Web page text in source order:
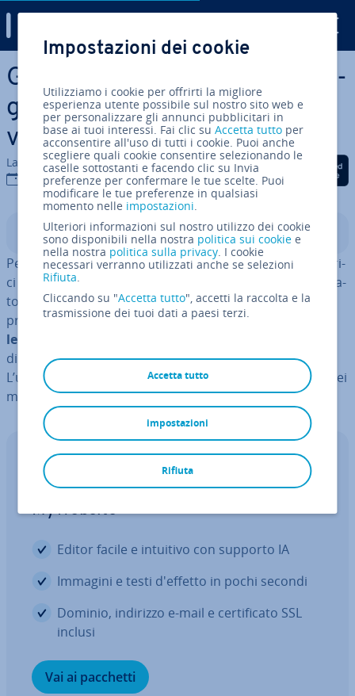
Vai al contenuto prin­ci­pa­le
Ge­ne­ra­to­re di siti statici: spie­
ga­zio­ne, fun­zio­na­men­to e
vantaggi
La redazione di IONOS
19 nov 2025
Condividi via Facebook
Condividi via Twitter
Condividi via
Indice
Per creare un sito statico, gli svi­lup­pa­to­ri e le svi­lup­pa­tri­
ci si rivolgono sempre più spesso a Jamstack con ge­ne­ra­
to­ri di siti web statici che sem­pli­fi­ca­no no­te­vol­men­te il
processo di pro­gram­ma­zio­ne e per­met­to­no di
le pagine di­spo­ni­bi­li ra­pi­da­men­te
dinamiche sono affidate a un’ar­chi­tet­tu­ra di­stri­bui­ta.
L’uso di Ja­va­Script lato client, che comunica con le API dei
mi­cro­ser­vi­zi, fornisce la dinamica ne­ces­sa­ria.
Crea il tuo sito web
Scopri le nuovi funzioni IA di
MyWebsite
Editor facile e intuitivo con supporto IA
Immagini e testi d'effetto in pochi secondi
Dominio, indirizzo e-mail e cer­ti­fi­ca­to SSL
inclusi
Vai ai pacchetti
Impostazioni dei cookie
Utilizziamo i cookie per offrirti la migliore
esperienza utente possibile sul nostro sito web e
per personalizzare gli annunci pubblicitari in
base ai tuoi interessi. Fai clic suAccetta tutto per
acconsentire all'uso di tutti i cookie. Puoi anche
scegliere quali cookie consentire selezionando le
caselle sottostanti e facendo clic su Invia
preferenze per confermare le tue scelte. Puoi
modificare le tue preferenze in qualsiasi
momento nelle impostazioni.
Ulteriori informazioni sul nostro utilizzo dei cookie
sono disponibili nella nostra politica sui cookie e
nella nostra politica sulla privacy. I cookie
necessari verranno utilizzati anche se selezioni
Rifiuta.
Cliccando su "Accetta tutto", accetti la raccolta e la
trasmissione dei tuoi dati a paesi terzi.
Accetta tutto
Rifiuta
impostazioni